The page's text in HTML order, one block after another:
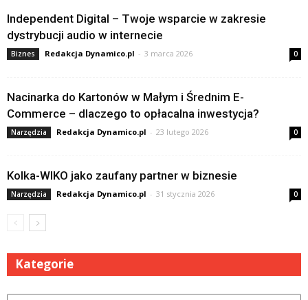
Independent Digital – Twoje wsparcie w zakresie
dystrybucji audio w internecie
Biznes Redakcja Dynamico.pl - 3 marca 2026 0
Nacinarka do Kartonów w Małym i Średnim E-
Commerce – dlaczego to opłacalna inwestycja?
Narzędzia Redakcja Dynamico.pl - 23 lutego 2026 0
Kolka-WIKO jako zaufany partner w biznesie
Narzędzia Redakcja Dynamico.pl - 31 stycznia 2026 0
Kategorie
Kategorie